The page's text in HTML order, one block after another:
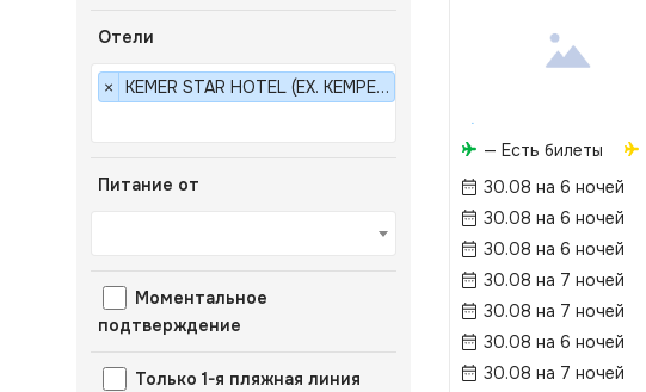
Отели
× KEMER STAR HOTEL (EX. KEMPER DINARA GARDEN) 3*
Питание от
Моментальное
подтверждение
Только 1-я пляжная линия
— Есть билеты
30.08 на 6 ночей
30.08 на 6 ночей
30.08 на 6 ночей
30.08 на 7 ночей
30.08 на 7 ночей
30.08 на 6 ночей
30.08 на 7 ночей